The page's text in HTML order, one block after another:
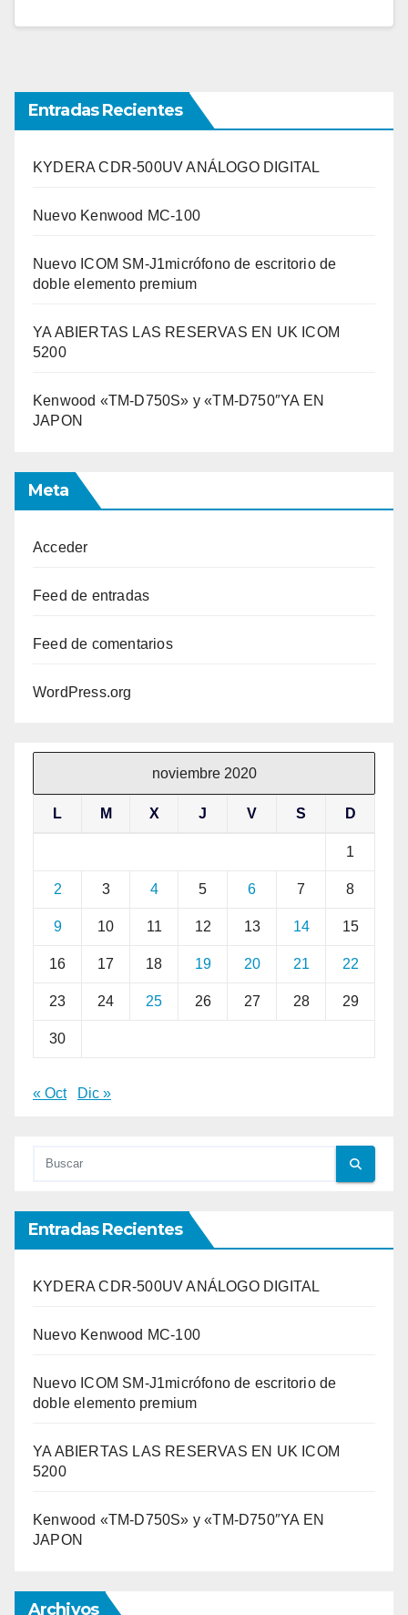
Entradas Recientes
KYDERA CDR-500UV ANÁLOGO DIGITAL
Nuevo Kenwood MC-100
Nuevo ICOM SM-J1micrófono de escritorio de
doble elemento premium
YA ABIERTAS LAS RESERVAS EN UK ICOM
5200
Kenwood «TM-D750S» y «TM-D750″YA EN
JAPON
Meta
Acceder
Feed de entradas
Feed de comentarios
WordPress.org
noviembre 2020
L M X J V S D
1
2 3 4 5 6 7 8
9 10 11 12 13 14 15
16 17 18 19 20 21 22
23 24 25 26 27 28 29
30
« Oct Dic »
Entradas Recientes
KYDERA CDR-500UV ANÁLOGO DIGITAL
Nuevo Kenwood MC-100
Nuevo ICOM SM-J1micrófono de escritorio de
doble elemento premium
YA ABIERTAS LAS RESERVAS EN UK ICOM
5200
Kenwood «TM-D750S» y «TM-D750″YA EN
JAPON
Archivos